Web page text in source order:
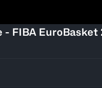
FIBA EuroBasket